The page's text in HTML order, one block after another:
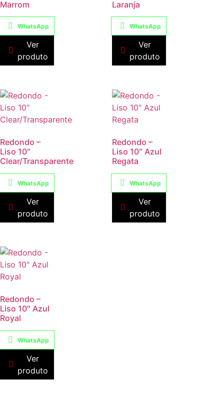
Marrom
WhatsApp
Ver
produto
Laranja
WhatsApp
Ver
produto
Redondo –
Liso 10″
Clear/Transparente
WhatsApp
Ver
produto
Redondo –
Liso 10″ Azul
Regata
WhatsApp
Ver
produto
Redondo –
Liso 10″ Azul
Royal
WhatsApp
Ver
produto